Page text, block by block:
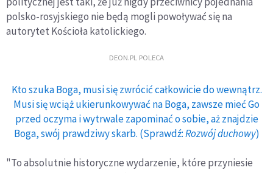
polsko-rosyjskiego nie będą mogli powoływać się na
autorytet Kościoła katolickiego.
DEON.PL POLECA
Kto szuka Boga, musi się zwrócić całkowicie do wewnątrz.
Musi się wciąż ukierunkowywać na Boga, zawsze mieć Go
przed oczyma i wytrwale zapominać o sobie, aż znajdzie
Boga, swój prawdziwy skarb. (Sprawdź:Rozwój duchowy)
"To absolutnie historyczne wydarzenie, które przyniesie